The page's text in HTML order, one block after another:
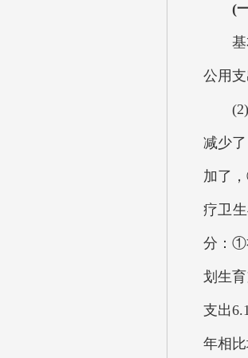
(
基本
公用
(2)项
减少
加了
疗卫
分：①
划生
支出
年相